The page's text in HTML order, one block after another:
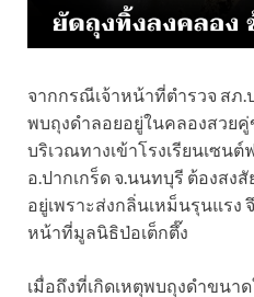
จากกรณีเจ้าหน้าที่ตำรวจ สภ.
พบถุงดำลอยอยู่ในคลองสวย
บริเวณทางเข้าโรงเรียนเซนต์
อ.ปากเกร็ด จ.นนทบุรี ต้องสง
อยู่เพราะส่งกลิ่นเหม็นรุนแรง
หน้าที่มูลนิธิป่อเต็กตึ๊ง
เมื่อถึงที่เกิดเหตุพบถุงดำขน